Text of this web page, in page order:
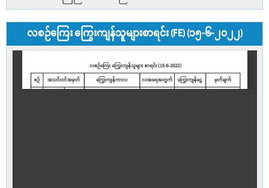
လစဉ်ကြေး ကြွေးကျန်သူများစာရင်း (FE) (၁၅-၆-၂၀၂၂)